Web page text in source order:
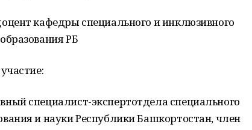
кафедры специального и инклюзивного
РБ
специалист-экспертотдела специального
и науки Республики Башкортостан, член